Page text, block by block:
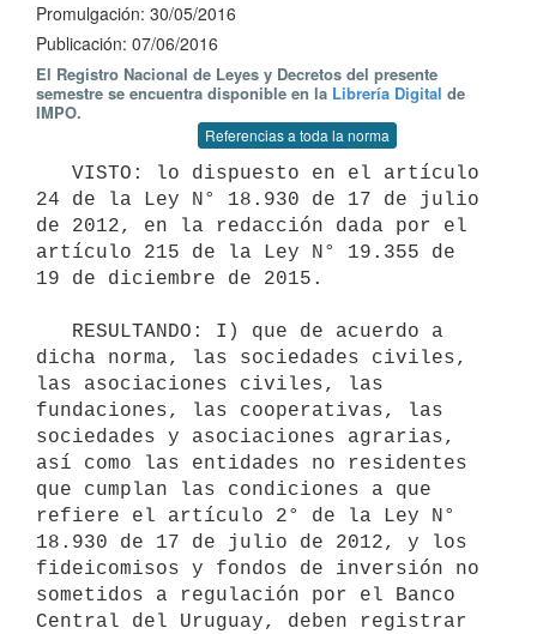
Promulgación: 30/05/2016
Publicación: 07/06/2016
El Registro Nacional de Leyes y Decretos del presente
semestre se encuentra disponible en la Librería Digital de
IMPO.
Referencias a toda la norma
24 de la Ley N° 18.930 de 17 de julio
de 2012, en la redacción dada por el
artículo 215 de la Ley N° 19.355 de
19 de diciembre de 2015.
dicha norma, las sociedades civiles,
las asociaciones civiles, las
fundaciones, las cooperativas, las
sociedades y asociaciones agrarias,
así como las entidades no residentes
que cumplan las condiciones a que
refiere el artículo 2° de la Ley N°
18.930 de 17 de julio de 2012, y los
fideicomisos y fondos de inversión no
sometidos a regulación por el Banco
Central del Uruguay, deben registrar